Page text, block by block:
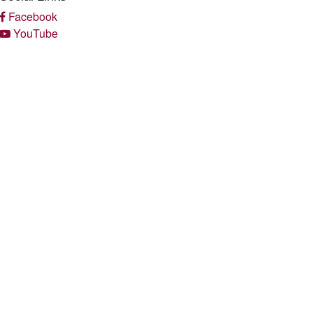
Facebook
YouTube